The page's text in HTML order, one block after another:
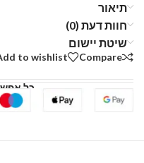
תיאור
חוות דעת (0)
שיטת יישום
Compare
to wishlist
כל